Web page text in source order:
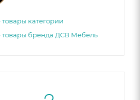
товары категории
товары бренда ДСВ Мебель